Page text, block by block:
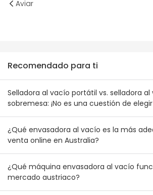
Aviar
Recomendado para ti
Selladora al vacío portátil vs. selladora al
sobremesa: ¡No es una cuestión de
de combinación de inventario para
y neozelandeses
¿Qué envasadora al vacío es la más
venta online en Australia?
¿Qué máquina envasadora al vacío
mercado austriaco?